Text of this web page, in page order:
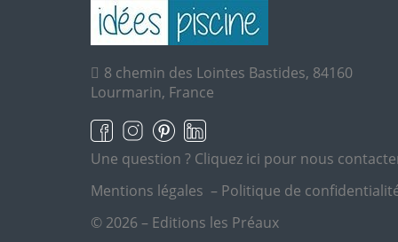
8 chemin des Lointes Bastides, 84160
Lourmarin, France
Une question ? Cliquez ici pour nous
Mentions légales – Politique de
© 2026 – Editions les Préaux